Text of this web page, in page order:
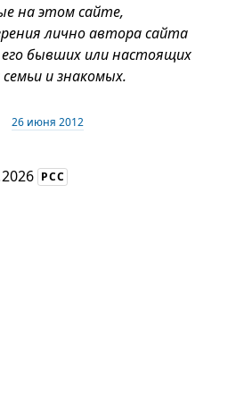
на этом сайте,
лично автора сайта
бывших или настоящих
и знакомых.
26 июня 2012
2026 РСС